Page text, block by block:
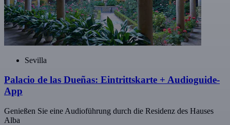
Sevilla
Palacio de las Dueñas: Eintrittskarte + Audioguide-
App
Genießen Sie eine Audioführung durch die Residenz des Hauses
Alba